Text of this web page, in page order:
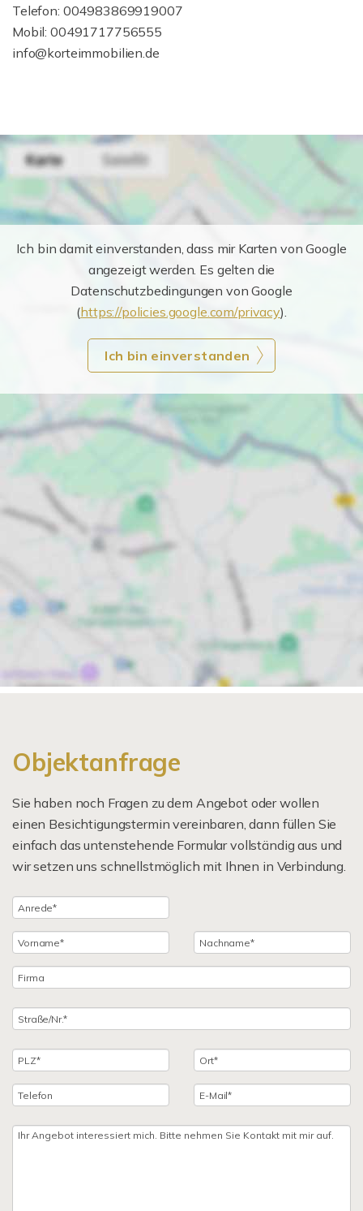
Telefon: 004983869919007
Mobil: 00491717756555
info@korteimmobilien.de
Ich bin damit einverstanden, dass mir Karten von Google
angezeigt werden. Es gelten die
Datenschutzbedingungen von Google
(https://policies.google.com/privacy).
Ich bin einverstanden
Objektanfrage
Sie haben noch Fragen zu dem Angebot oder wollen
einen Besichtigungstermin vereinbaren, dann füllen Sie
einfach das untenstehende Formular vollständig aus und
wir setzen uns schnellstmöglich mit Ihnen in Verbindung.